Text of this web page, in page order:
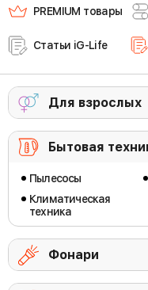
PREMIUM товары
Статьи iG-Life
Для взрослых
Бытовая
Пылесосы
Климатическая
техника
Фонари